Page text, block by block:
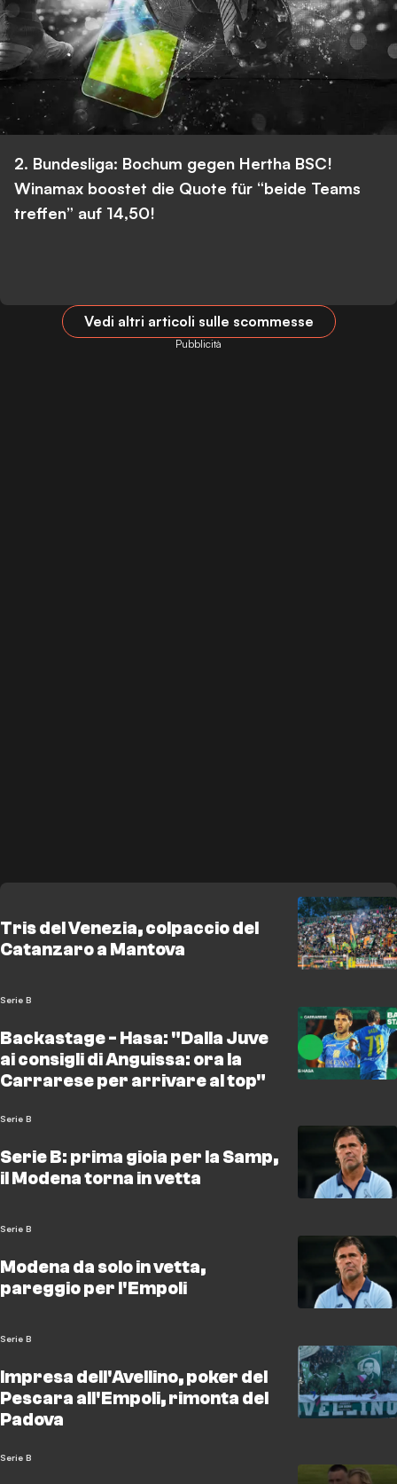
2. Bundesliga: Bochum gegen Hertha BSC!
Winamax boostet die Quote für “beide Teams
treffen” auf 14,50!
Vedi altri articoli sulle scommesse
Pubblicità
Tris del Venezia, colpaccio del
Catanzaro a Mantova
Serie B
Backastage - Hasa: "Dalla Juve
ai consigli di Anguissa: ora la
Carrarese per arrivare al top"
Serie B
Serie B: prima gioia per la Samp,
il Modena torna in vetta
Serie B
Modena da solo in vetta,
pareggio per l'Empoli
Serie B
Impresa dell'Avellino, poker del
Pescara all'Empoli, rimonta del
Padova
Serie B